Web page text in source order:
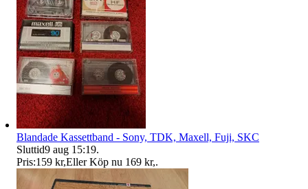
Blandade Kassettband - Sony, TDK, Maxell, Fuji, SKC
Sluttid9 aug 15:19.
Pris:159 kr,Eller Köp nu 169 kr,.